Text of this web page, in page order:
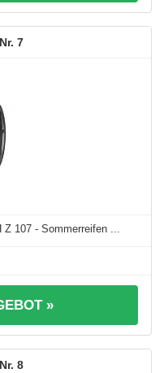
7
Z 107 - Sommerreifen ...
»
8